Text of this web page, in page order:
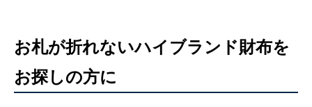
お札が折れないハイブランド財布を
お探しの方に